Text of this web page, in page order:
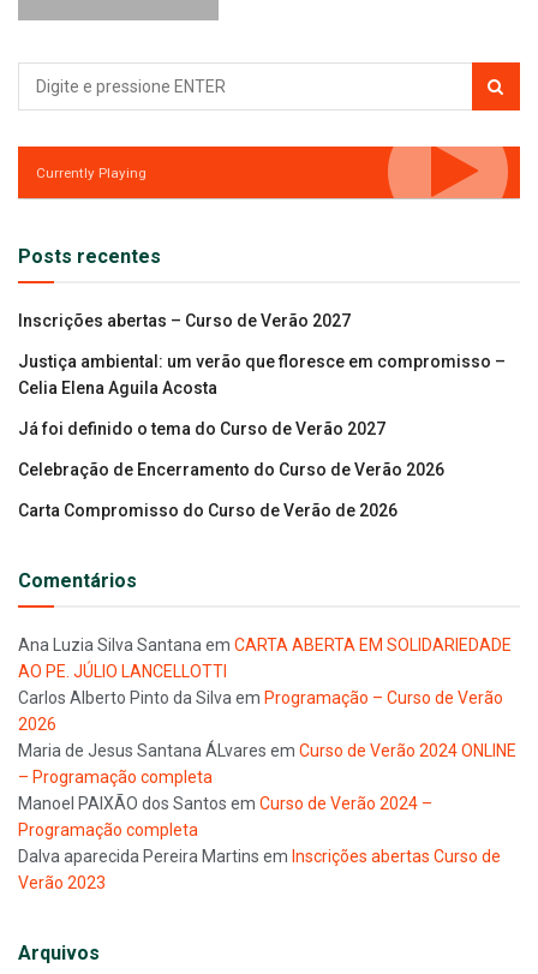
Currently Playing
Posts recentes
Inscrições abertas – Curso de Verão 2027
Justiça ambiental: um verão que floresce em compromisso –
Celia Elena Aguila Acosta
Já foi definido o tema do Curso de Verão 2027
Celebração de Encerramento do Curso de Verão 2026
Carta Compromisso do Curso de Verão de 2026
Comentários
Ana Luzia Silva Santana em CARTA ABERTA EM SOLIDARIEDADE
AO PE. JÚLIO LANCELLOTTI
Carlos Alberto Pinto da Silva em Programação – Curso de Verão
2026
Maria de Jesus Santana ÁLvares em Curso de Verão 2024 ONLINE
– Programação completa
Manoel PAIXÃO dos Santos em Curso de Verão 2024 –
Programação completa
Dalva aparecida Pereira Martins em Inscrições abertas Curso de
Verão 2023
Arquivos